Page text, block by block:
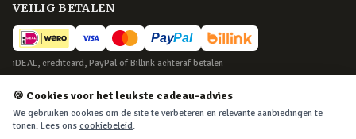
VEILIG BETALEN
iDEAL, creditcard, PayPal of Billink achteraf betalen
BEZORGING
Voor 22:45 besteld, morgen in huis. Tot 365 dagen retourneren.
🍪 Cookies voor het leukste cadeau-advies
We gebruiken cookies om de site te verbeteren en relevante aanbiedingen te
tonen. Lees ons cookiebeleid.